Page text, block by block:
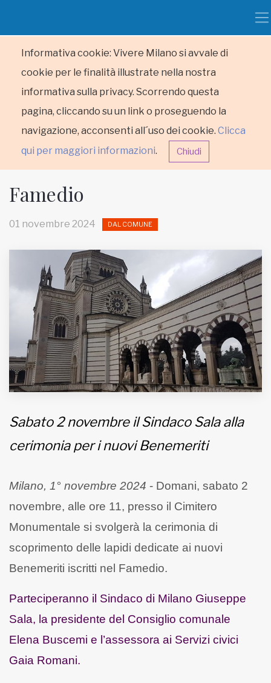
Informativa cookie: Vivere Milano si avvale di
cookie per le finalità illustrate nella nostra
informativa sulla privacy. Scorrendo questa
pagina, cliccando su un link o proseguendo la
navigazione, acconsenti all´uso dei cookie. Clicca
qui per maggiori informazioni. Chiudi
RUBRICHE
MUNICIPI
Inviateci le vostre segnalazioni
Iscriviti alla newsletter
Fondato e diretto da Enzo De
EDB edizioni - Via Brivio angolo C.
Famedio
01 novembre 2024 DAL COMUNE
Sabato 2 novembre il Sindaco Sala alla
cerimonia per i nuovi Benemeriti
Milano, 1° novembre 2024 - Domani, sabato 2
novembre, alle ore 11, presso il Cimitero
Monumentale si svolgerà la cerimonia di
scoprimento delle lapidi dedicate ai nuovi
Benemeriti iscritti nel Famedio.
Parteciperanno il Sindaco di Milano Giuseppe
Sala, la presidente del Consiglio comunale
Elena Buscemi e l’assessora ai Servizi civici
Gaia Romani.